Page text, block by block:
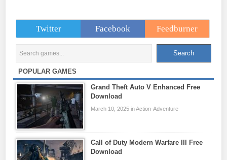
Twitter Facebook Feedburner
POPULAR GAMES
Grand Theft Auto V Enhanced Free
Download
March 10, 2025 in Action-Adventure
Call of Duty Modern Warfare III Free
Download